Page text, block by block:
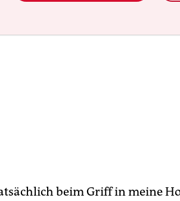
beim Griff in meine